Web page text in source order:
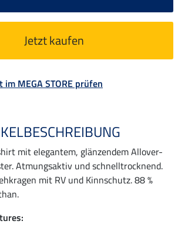
Jetzt kaufen
MEGA STORE prüfen
mit elegantem, glänzendem Allover-
Atmungsaktiv und schnelltrocknend.
mit RV und Kinnschutz. 88 %